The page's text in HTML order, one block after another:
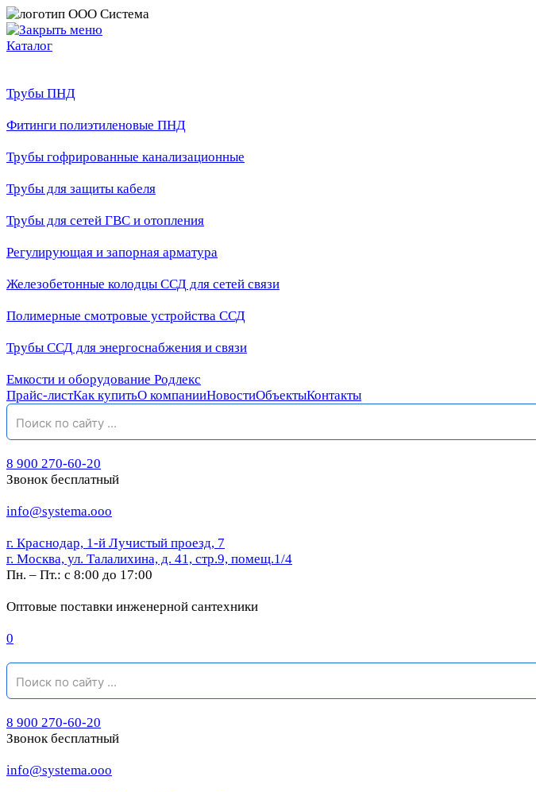
Каталог
Трубы ПНД
Фитинги полиэтиленовые ПНД
Трубы гофрированные канализационные
Трубы для защиты кабеля
Трубы для сетей ГВС и отопления
Регулирующая и запорная арматура
Железобетонные колодцы ССД для сетей связи
Полимерные смотровые устройства ССД
Трубы ССД для энергоснабжения и связи
Емкости и оборудование Родлекс
Прайс-листКак купитьО компанииНовостиОбъектыКонтакты
8 900 270-60-20
Звонок бесплатный
info@systema.ooo
г. Краснодар, 1-й Лучистый проезд, 7
г. Москва, ул. Талалихина, д. 41, стр.9, помещ.1/4
Пн. – Пт.: с 8:00 до 17:00
Оптовые поставки инженерной сантехники
0
8 900 270-60-20
Звонок бесплатный
info@systema.ooo